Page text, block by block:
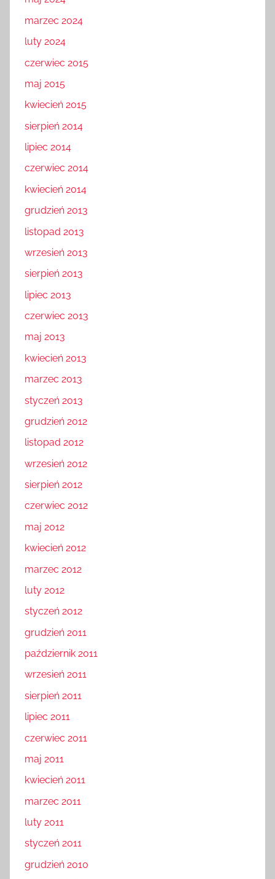
marzec 2024
luty 2024
czerwiec 2015
maj 2015
kwiecień 2015
sierpień 2014
lipiec 2014
czerwiec 2014
kwiecień 2014
grudzień 2013
listopad 2013
wrzesień 2013
sierpień 2013
lipiec 2013
czerwiec 2013
maj 2013
kwiecień 2013
marzec 2013
styczeń 2013
grudzień 2012
listopad 2012
wrzesień 2012
sierpień 2012
czerwiec 2012
maj 2012
kwiecień 2012
marzec 2012
luty 2012
styczeń 2012
grudzień 2011
październik 2011
wrzesień 2011
sierpień 2011
lipiec 2011
czerwiec 2011
maj 2011
kwiecień 2011
marzec 2011
luty 2011
styczeń 2011
grudzień 2010